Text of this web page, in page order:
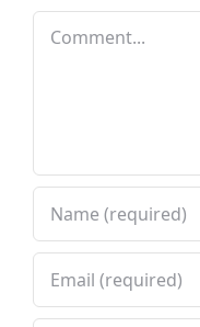
Comment